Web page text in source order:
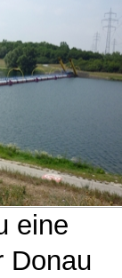
eine
Donau